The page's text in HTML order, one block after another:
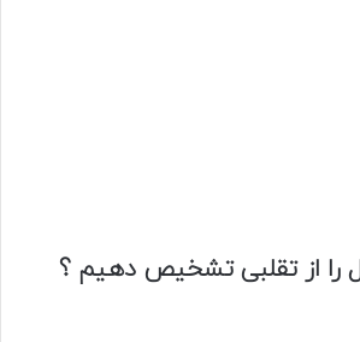
را از تقلبی تشخیص دهیم ؟